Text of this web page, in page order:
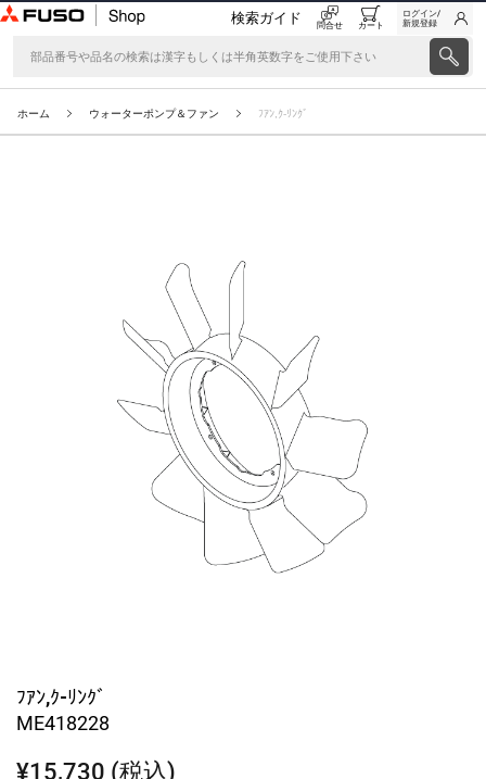
検索ガイド 問合せ カート
ログイン/
新規登録
ホーム ウォーターポンプ＆ファン ﾌｱﾝ,ｸ-ﾘﾝｸﾞ
ﾌｱﾝ,ｸ-ﾘﾝｸﾞ
ME418228
¥15,730 (税込)